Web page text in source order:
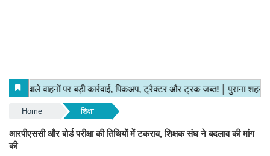
Home शिक्षा
आरपीएससी और बोर्ड परीक्षा की तिथियों में टकराव, शिक्षक संघ ने बदलाव की मांग
की